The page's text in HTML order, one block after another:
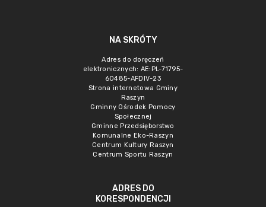
NA SKRÓTY
Adres do doręczeń
elektronicznych: AE:PL-71795-
60485-AFDIV-23
Strona internetowa Gminy
Raszyn
Gminny Ośrodek Pomocy
Społecznej
Gminne Przedsięborstwo
Komunalne Eko-Raszyn
Centrum Kultury Raszyn
Centrum Sportu Raszyn
ADRES DO
KORESPONDENCJI